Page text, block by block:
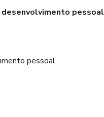
desenvolvimento pessoal
pessoal